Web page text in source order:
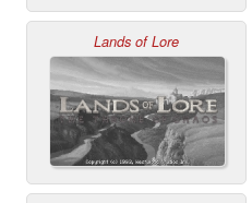
Lands of Lore